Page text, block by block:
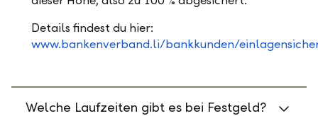
Details findest du hier:
www.bankenverband.li/bankkunden/
Welche Laufzeiten gibt es bei Festgeld?